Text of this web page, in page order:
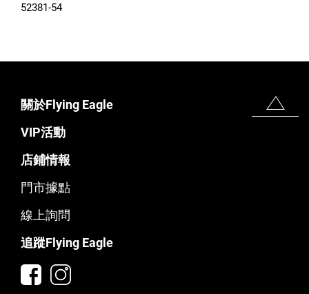
52381-54
關於Flying Eagle
VIP活動
店鋪情報
門市據點
線上詢問
追蹤Flying Eagle